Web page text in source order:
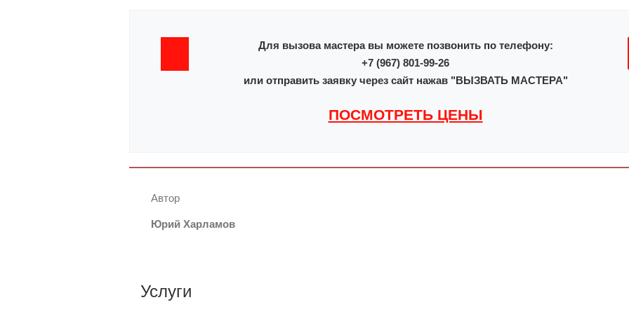
Для вызова мастера вы можете позвонить по телефону:
+7 (967) 801-99-26
или отправить заявку через сайт нажав "ВЫЗВАТЬ МАСТЕРА"
ПОСМОТРЕТЬ ЦЕНЫ
Автор
Юрий Харламов
Услуги